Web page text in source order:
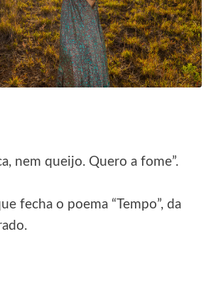
nem queijo. Quero a fome”.
fecha o poema “Tempo”, da